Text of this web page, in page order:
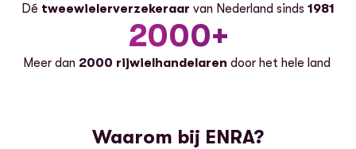
Dé tweewielerverzekeraar van Nederland sinds 1981
2000+
Meer dan 2000 rijwielhandelaren door het hele land
Waarom bij ENRA?